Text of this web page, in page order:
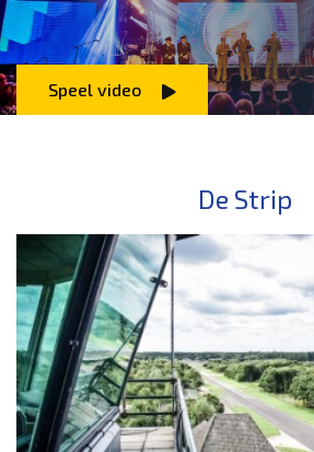
Speel video
De Strip